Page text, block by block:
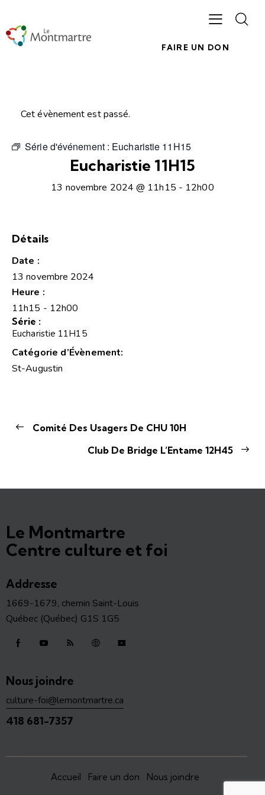
FAIRE UN DON
Cet évènement est passé.
Série d'événement : Eucharistie 11H15
Eucharistie 11H15
13 novembre 2024 @ 11h15 - 12h00
Détails
Date :
13 novembre 2024
Heure :
11h15 - 12h00
Série :
Eucharistie 11H15
Catégorie d’Évènement:
St-Augustin
Comité Des Usagers De CHU 10H
Club De Bridge L’Entame 12H45
Le Montmartre
Centre culture et foi
Addresse
1669-1679, chemin Saint-Louis
Québec (Québec) G1S 1G5
Nous joindre
culture-foi@lemontmartre.ca
418 681-7357
Accueil Faire un don Nous joindre